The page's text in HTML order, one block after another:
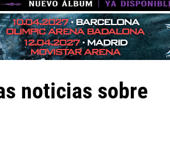
noticias sobre